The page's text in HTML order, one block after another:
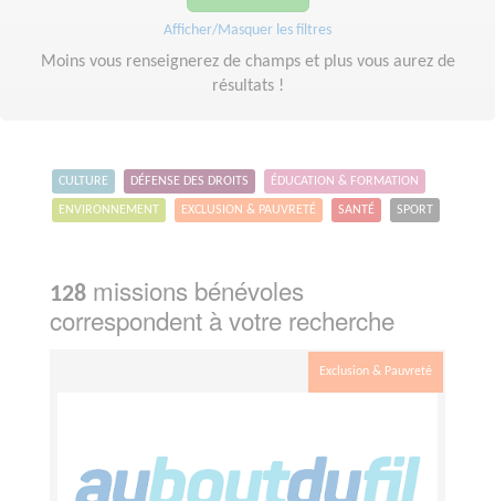
Afficher/Masquer les filtres
Moins vous renseignerez de champs et plus vous aurez de
résultats !
CULTURE DÉFENSE DES DROITS ÉDUCATION & FORMATION
ENVIRONNEMENT EXCLUSION & PAUVRETÉ SANTÉ SPORT
128 missions bénévoles
correspondent à votre recherche
Exclusion & Pauvreté